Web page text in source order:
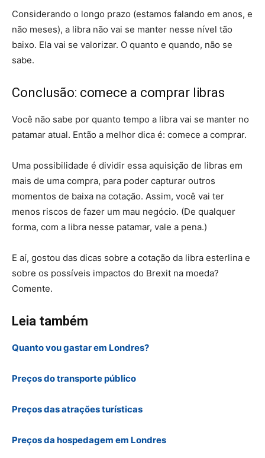
Considerando o longo prazo (estamos falando em anos, e
não meses), a libra não vai se manter nesse nível tão
baixo. Ela vai se valorizar. O quanto e quando, não se
sabe.
Conclusão: comece a comprar libras
Você não sabe por quanto tempo a libra vai se manter no
patamar atual. Então a melhor dica é: comece a comprar.
Uma possibilidade é dividir essa aquisição de libras em
mais de uma compra, para poder capturar outros
momentos de baixa na cotação. Assim, você vai ter
menos riscos de fazer um mau negócio. (De qualquer
forma, com a libra nesse patamar, vale a pena.)
E aí, gostou das dicas sobre a cotação da libra esterlina e
sobre os possíveis impactos do Brexit na moeda?
Comente.
Leia também
Quanto vou gastar em Londres?
Preços do transporte público
Preços das atrações turísticas
Preços da hospedagem em Londres